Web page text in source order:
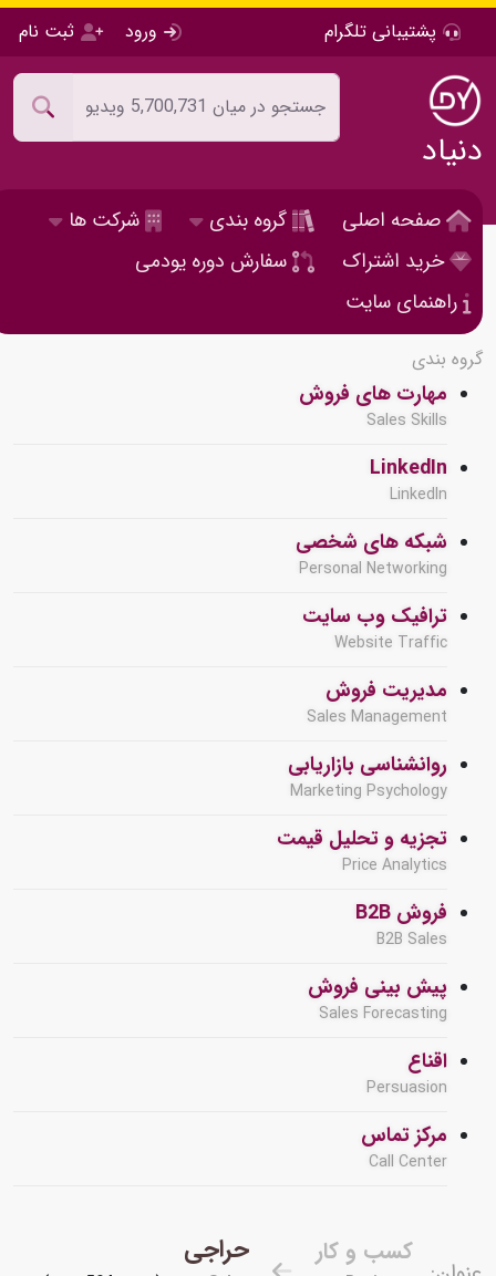
پشتیبانی تلگرام ورود ثبت نام
دنیاد
صفحه اصلی گروه بندی
شرکت ها
خرید اشتراک
سفارش دوره یودمی
راهنمای سایت
گروه بندی
مهارت های فروش
Sales Skills
LinkedIn
LinkedIn
شبکه های شخصی
Personal Networking
ترافیک وب سایت
Website Traffic
مدیریت فروش
Sales Management
روانشناسی بازاریابی
Marketing Psychology
تجزیه و تحلیل قیمت
Price Analytics
فروش B2B
B2B Sales
پیش بینی فروش
Sales Forecasting
اقناع
Persuasion
مرکز تماس
Call Center
کسب و کار حراجی